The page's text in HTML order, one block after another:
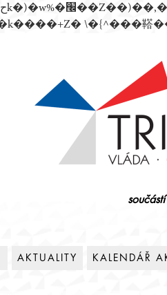
AKTUALITY KALENDÁŘ